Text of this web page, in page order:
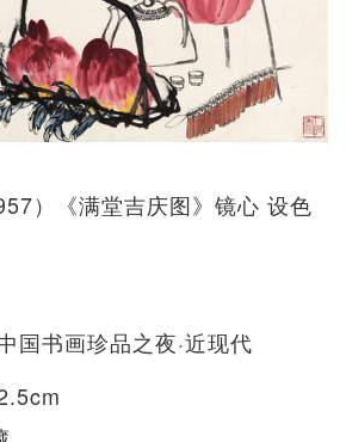
）《满堂吉庆图》镜心 设色
国书画珍品之夜·近现代